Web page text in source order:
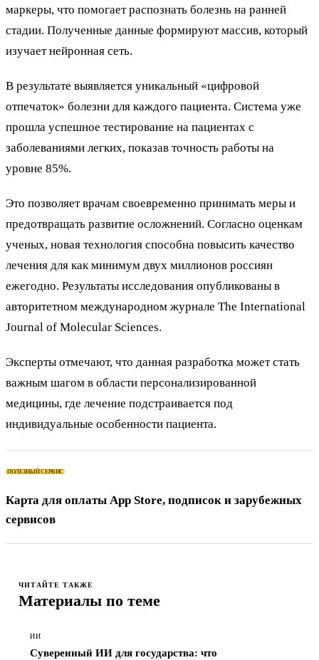
маркеры, что помогает распознать болезнь на ранней
стадии. Полученные данные формируют массив, который
изучает нейронная сеть.
В результате выявляется уникальный «цифровой
отпечаток» болезни для каждого пациента. Система уже
прошла успешное тестирование на пациентах с
заболеваниями легких, показав точность работы на
уровне 85%.
Это позволяет врачам своевременно принимать меры и
предотвращать развитие осложнений. Согласно оценкам
ученых, новая технология способна повысить качество
лечения для как минимум двух миллионов россиян
ежегодно. Результаты исследования опубликованы в
авторитетном международном журнале The International
Journal of Molecular Sciences.
Эксперты отмечают, что данная разработка может стать
важным шагом в области персонализированной
медицины, где лечение подстраивается под
индивидуальные особенности пациента.
ПОЛЕЗНЫЙ СЕРВИС
Карта для оплаты App Store, подписок и зарубежных
сервисов
ЧИТАЙТЕ ТАКЖЕ
Материалы по теме
ИИ
Суверенный ИИ для государства: что